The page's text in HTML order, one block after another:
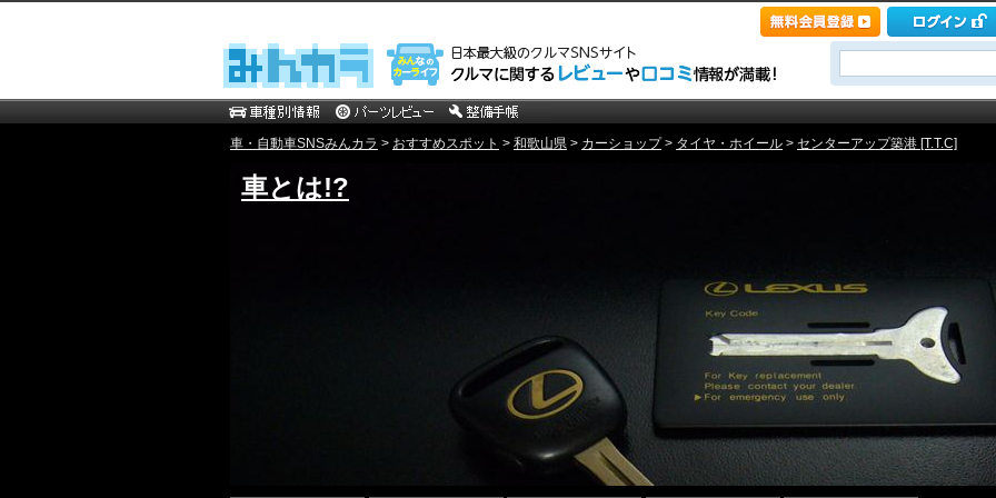
車・自動車SNSみんカラ > おすすめスポット > 和歌山県 > カーショップ> タイヤ・ホイール > センターアップ築港 [T.T.C]
車とは!?